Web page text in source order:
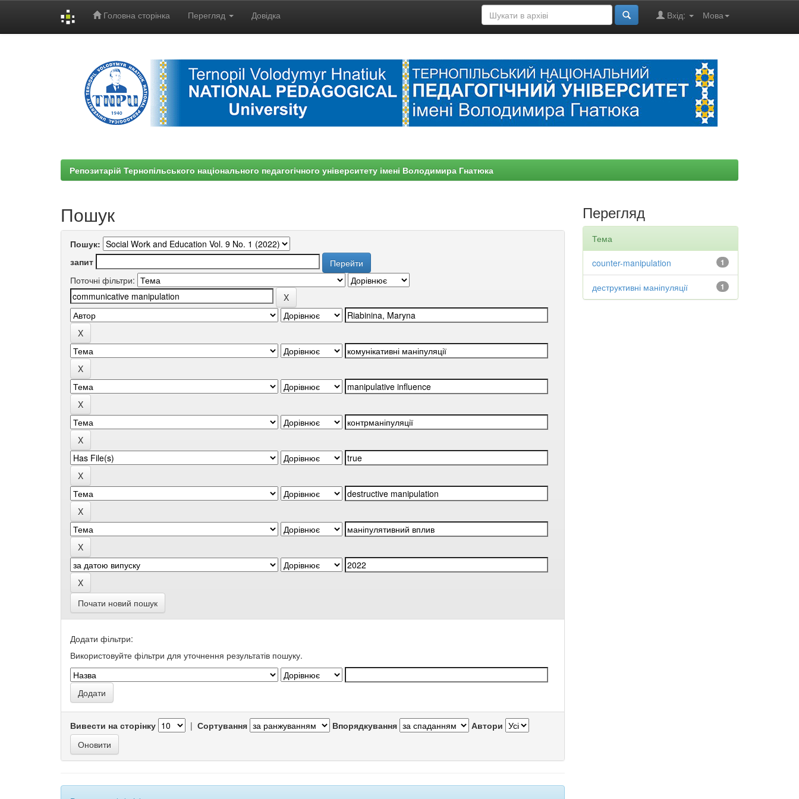
Головна сторінка Перегляд Довідка Мова
Вхід:
Репозитарій Тернопільського національного педагогічного університету імені Володимира Гнатюка
Пошук
Пошук:
запит
Поточні фільтри:
Почати новий пошук
Додати фільтри:
Використовуйте фільтри для уточнення результатів пошуку.
Вивести на сторінку | Сортування Впорядкування Автори
Перегляд
Тема
1
counter-manipulation
1
деструктивні маніпуляції